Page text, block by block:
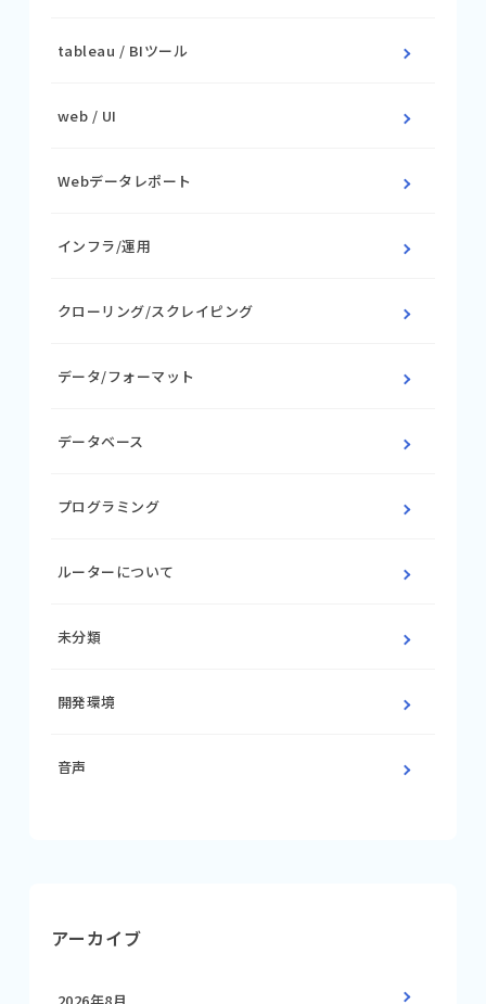
tableau / BIツール
web / UI
Webデータレポート
インフラ/運用
クローリング/スクレイピング
データ/フォーマット
データベース
プログラミング
ルーターについて
未分類
開発環境
音声
アーカイブ
2026年8月